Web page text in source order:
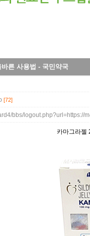
른 사용법 - 국민약국
[72]
bbs/logout.php?url=https://
카마그라젤